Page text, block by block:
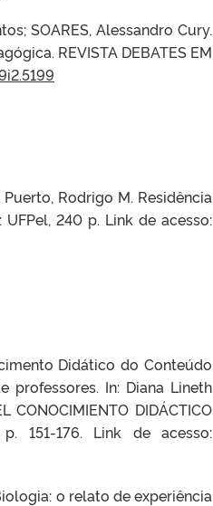
SOARES, Alessandro Cury.
REVISTA DEBATES EM
Puerto, Rodrigo M. Residência
240 p. Link de acesso:
Didático do Conteúdo
In: Diana Lineth
DIDÁCTICO
151-176. Link de acesso:
o relato de experiência